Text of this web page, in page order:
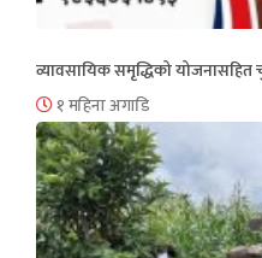
व्यावसायिक समृद्धिको योजनासहित
१ महिना अगाडि